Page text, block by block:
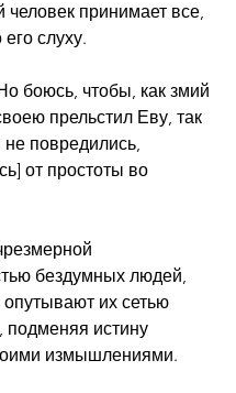
человек принимает все,
слуху.
боюсь, чтобы, как змий
прельстил Еву, так
повредились,
от простоты во
бездумных людей,
их сетью
подменяя истину
измышлениями.